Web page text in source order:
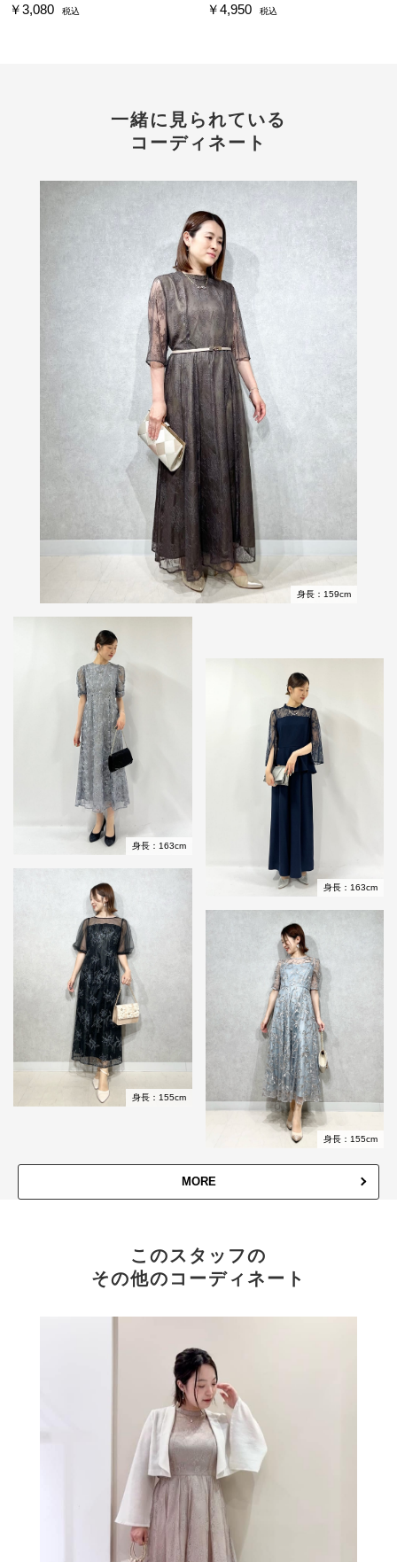
￥3,080 税込 ￥4,950 税込
一緒に見られている
コーディネート
身長：159cm
身長：163cm
身長：163cm
身長：155cm
身長：155cm
MORE
このスタッフの
その他のコーディネート